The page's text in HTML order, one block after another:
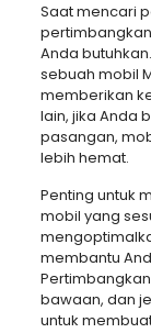
Saat mencari
Anda
sebuah mobil
memberikan
lain, jika Anda
pasangan,
lebih hemat.
Penting untuk
mobil yang
membantu
bawaan, dan
untuk